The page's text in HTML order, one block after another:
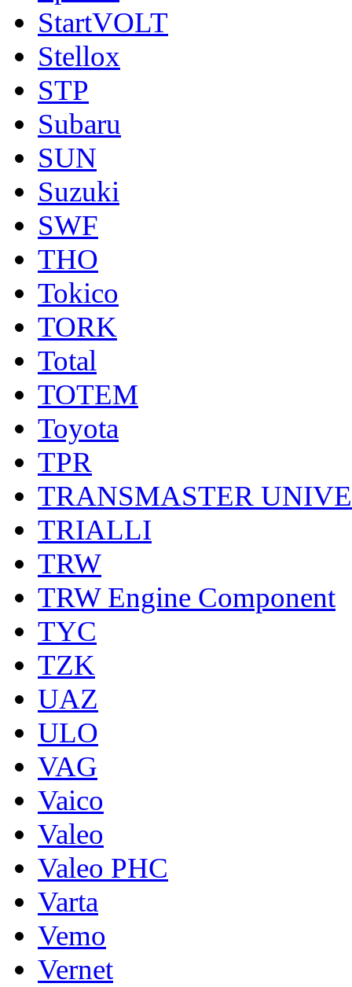
StartVOLT
Stellox
STP
Subaru
SUN
Suzuki
SWF
THO
Tokico
TORK
Total
TOTEM
Toyota
TPR
TRANSMASTER
TRIALLI
TRW
TRW Engine Component
TYC
TZK
UAZ
ULO
VAG
Vaico
Valeo
Valeo PHC
Varta
Vemo
Vernet